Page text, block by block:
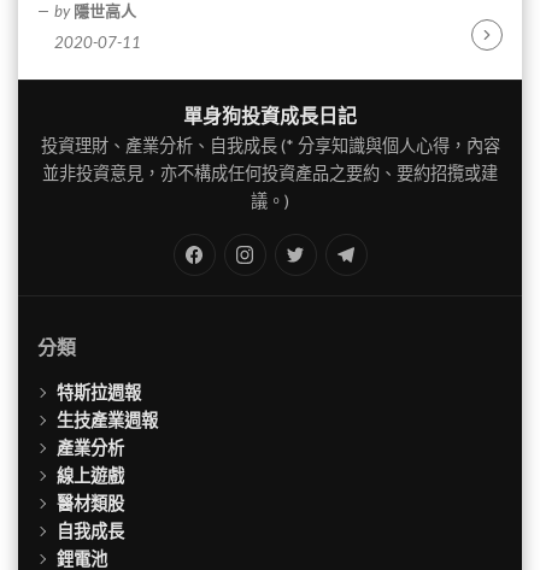
by 隱世高人
2020-07-11
單身狗投資成長日記
投資理財、產業分析、自我成長 (* 分享知識與個人心得，內容
並非投資意見，亦不構成任何投資產品之要約、要約招攬或建
議。)
Twitter
分類
特斯拉週報
生技產業週報
產業分析
線上遊戲
醫材類股
自我成長
鋰電池